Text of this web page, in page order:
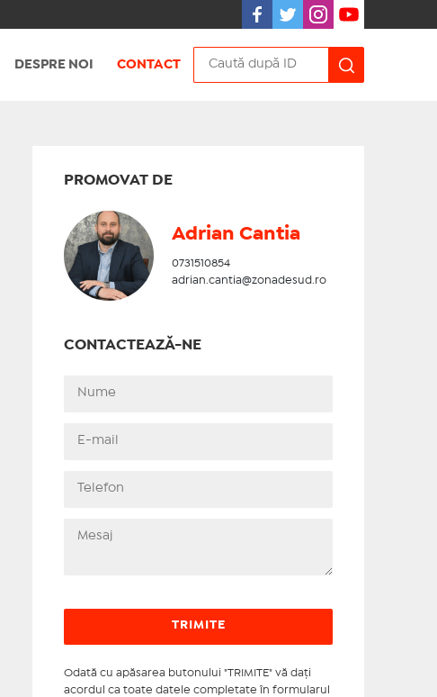
DESPRE NOI CONTACT
PROMOVAT DE
Adrian Cantia
0731510854
adrian.cantia@zonadesud.ro
CONTACTEAZĂ-NE
Odată cu apăsarea butonului "TRIMITE" vă daţi
acordul ca toate datele completate în formularul